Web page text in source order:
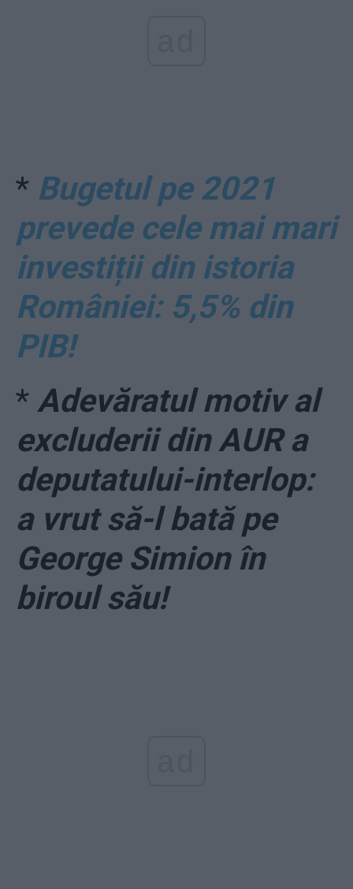
* Bugetul pe 2021
prevede cele mai mari
investiții din istoria
României: 5,5% din
PIB!
* Adevăratul motiv al
excluderii din AUR a
deputatului-interlop:
a vrut să-l bată pe
George Simion în
biroul său!